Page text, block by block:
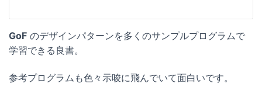
GoF のデザインパターンを多くのサンプルプログラムで
学習できる良書。
参考プログラムも色々示唆に飛んでいて面白いです。